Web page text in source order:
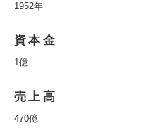
1952年
資本金
1億
売上高
470億